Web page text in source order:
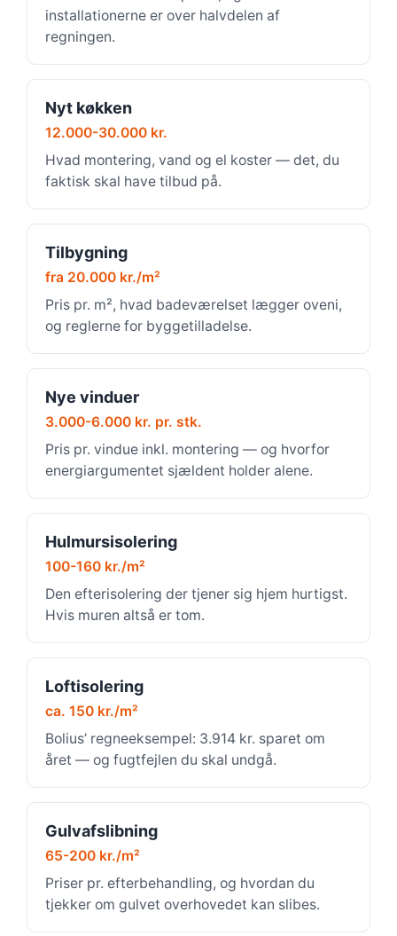
installationerne er over halvdelen af
regningen.
Nyt køkken
12.000-30.000 kr.
Hvad montering, vand og el koster — det, du
faktisk skal have tilbud på.
Tilbygning
fra 20.000 kr./m²
Pris pr. m², hvad badeværelset lægger oveni,
og reglerne for byggetilladelse.
Nye vinduer
3.000-6.000 kr. pr. stk.
Pris pr. vindue inkl. montering — og hvorfor
energiargumentet sjældent holder alene.
Hulmursisolering
100-160 kr./m²
Den efterisolering der tjener sig hjem hurtigst.
Hvis muren altså er tom.
Loftisolering
ca. 150 kr./m²
Bolius’ regneeksempel: 3.914 kr. sparet om
året — og fugtfejlen du skal undgå.
Gulvafslibning
65-200 kr./m²
Priser pr. efterbehandling, og hvordan du
tjekker om gulvet overhovedet kan slibes.